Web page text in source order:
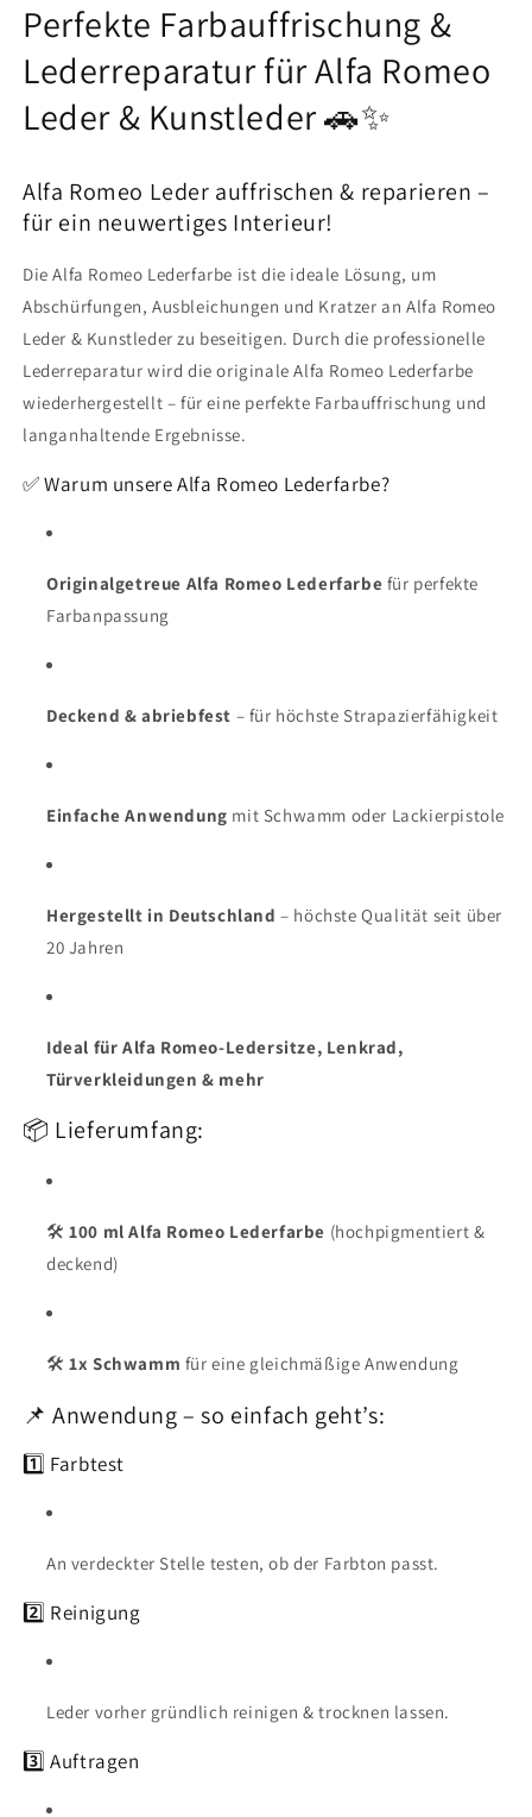
Perfekte Farbauffrischung &
Lederreparatur für Alfa Romeo
Leder & Kunstleder 🚗✨
Alfa Romeo Leder auffrischen & reparieren –
für ein neuwertiges Interieur!
Die Alfa Romeo Lederfarbe ist die ideale Lösung, um
Abschürfungen, Ausbleichungen und Kratzer an Alfa Romeo
Leder & Kunstleder zu beseitigen. Durch die professionelle
Lederreparatur wird die originale Alfa Romeo Lederfarbe
wiederhergestellt – für eine perfekte Farbauffrischung und
langanhaltende Ergebnisse.
✅ Warum unsere Alfa Romeo Lederfarbe?
Originalgetreue Alfa Romeo Lederfarbe für perfekte
Farbanpassung
Deckend & abriebfest – für höchste Strapazierfähigkeit
Einfache Anwendung mit Schwamm oder Lackierpistole
Hergestellt in Deutschland – höchste Qualität seit über
20 Jahren
Ideal für Alfa Romeo-Ledersitze, Lenkrad,
Türverkleidungen & mehr
📦 Lieferumfang:
🛠100 ml Alfa Romeo Lederfarbe (hochpigmentiert &
deckend)
🛠1x Schwamm für eine gleichmäßige Anwendung
📌 Anwendung – so einfach geht’s:
1️⃣ Farbtest
An verdeckter Stelle testen, ob der Farbton passt.
2️⃣ Reinigung
Leder vorher gründlich reinigen & trocknen lassen.
3️⃣ Auftragen